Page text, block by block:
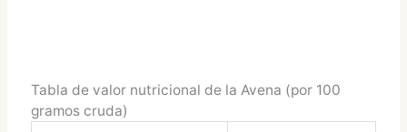
Tabla de valor nutricional de la Avena (por 100
gramos cruda)